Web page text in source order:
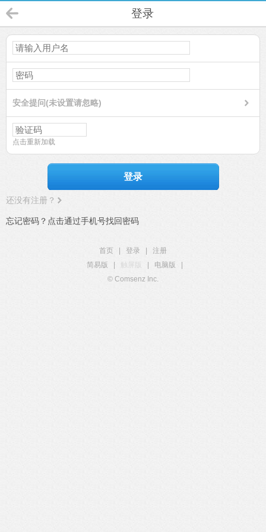
登录
安全提问(未设置请忽略)
点击重新加载
登录
还没有注册？
忘记密码？点击通过手机号找回密码
首页 登录
注册
简易版
触屏版 电脑版
© Comsenz Inc.